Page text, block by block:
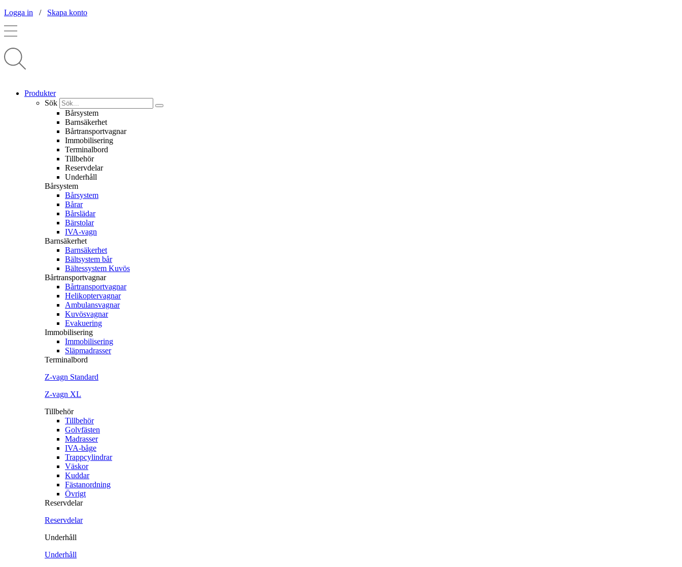
Logga in / Skapa konto
Produkter
Sök
Bårsystem
Barnsäkerhet
Bårtransportvagnar
Immobilisering
Terminalbord
Tillbehör
Reservdelar
Underhåll
Bårsystem
Bårsystem
Bårar
Bårslädar
Bärstolar
IVA-vagn
Barnsäkerhet
Barnsäkerhet
Bältsystem bår
Bältessystem Kuvös
Bårtransportvagnar
Bårtransportvagnar
Helikoptervagnar
Ambulansvagnar
Kuvösvagnar
Evakuering
Immobilisering
Immobilisering
Släpmadrasser
Terminalbord
Z‐vagn Standard
Z‐vagn XL
Tillbehör
Tillbehör
Golvfästen
Madrasser
IVA-båge
Trappcylindrar
Väskor
Kuddar
Fästanordning
Övrigt
Reservdelar
Reservdelar
Underhåll
Underhåll